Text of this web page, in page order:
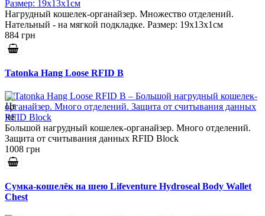
Нагрудный кошелек-органайзер. Множество отделений.
Нательный - на мягкой подкладке. Размер: 19x13x1см
884 грн
Tatonka Hang Loose RFID B
Большой нагрудный кошелек-органайзер. Много отделений.
Защита от считывания данных RFID Block
1008 грн
Сумка-кошелёк на шею Lifeventure Hydroseal Body Wallet
Chest